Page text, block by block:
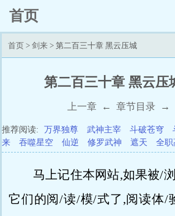
首页
首页 > 剑来 > 第二百三十章 黑云压城
第二百三十章 黑云压
上一章 ← 章节目录 →
推荐阅读: 万界独尊 武神主宰 斗破苍穹
来
吞噬星空 仙逆 修罗武神 遮天 全职
马上记住本网站,如果被/
它们的阅/读/模/式了,阅读体/